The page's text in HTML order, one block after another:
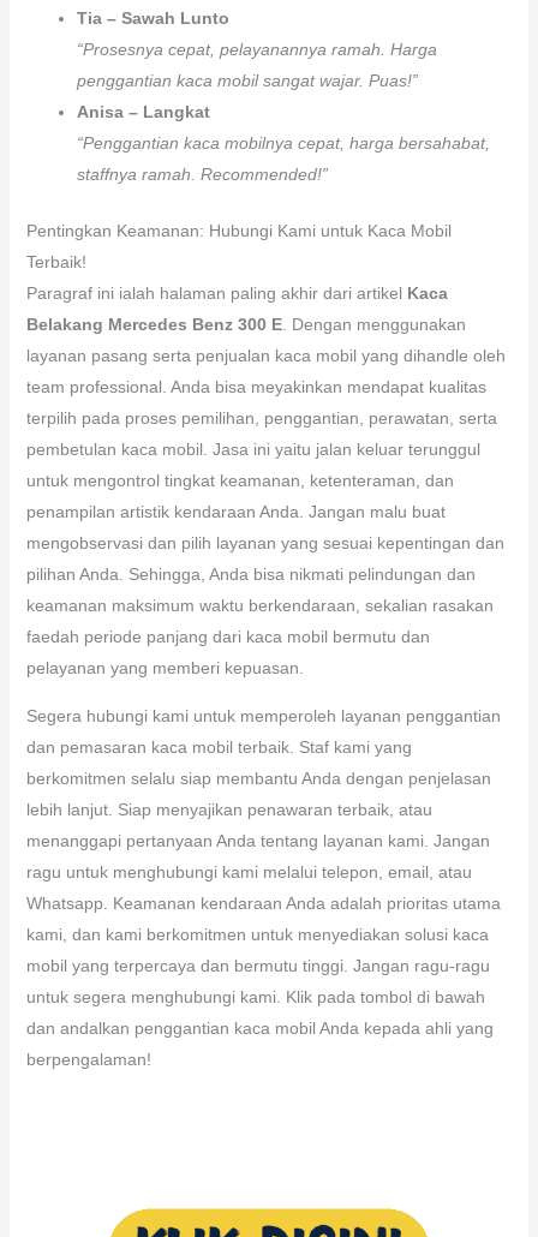
Tia – Sawah Lunto
“Prosesnya cepat, pelayanannya ramah. Harga
penggantian kaca mobil sangat wajar. Puas!”
Anisa – Langkat
“Penggantian kaca mobilnya cepat, harga bersahabat,
staffnya ramah. Recommended!”
Pentingkan Keamanan: Hubungi Kami untuk Kaca Mobil
Terbaik!
Paragraf ini ialah halaman paling akhir dari artikel Kaca
Belakang Mercedes Benz 300 E. Dengan menggunakan
layanan pasang serta penjualan kaca mobil yang dihandle oleh
team professional. Anda bisa meyakinkan mendapat kualitas
terpilih pada proses pemilihan, penggantian, perawatan, serta
pembetulan kaca mobil. Jasa ini yaitu jalan keluar terunggul
untuk mengontrol tingkat keamanan, ketenteraman, dan
penampilan artistik kendaraan Anda. Jangan malu buat
mengobservasi dan pilih layanan yang sesuai kepentingan dan
pilihan Anda. Sehingga, Anda bisa nikmati pelindungan dan
keamanan maksimum waktu berkendaraan, sekalian rasakan
faedah periode panjang dari kaca mobil bermutu dan
pelayanan yang memberi kepuasan.
Segera hubungi kami untuk memperoleh layanan penggantian
dan pemasaran kaca mobil terbaik. Staf kami yang
berkomitmen selalu siap membantu Anda dengan penjelasan
lebih lanjut. Siap menyajikan penawaran terbaik, atau
menanggapi pertanyaan Anda tentang layanan kami. Jangan
ragu untuk menghubungi kami melalui telepon, email, atau
Whatsapp. Keamanan kendaraan Anda adalah prioritas utama
kami, dan kami berkomitmen untuk menyediakan solusi kaca
mobil yang terpercaya dan bermutu tinggi. Jangan ragu-ragu
untuk segera menghubungi kami. Klik pada tombol di bawah
dan andalkan penggantian kaca mobil Anda kepada ahli yang
berpengalaman!